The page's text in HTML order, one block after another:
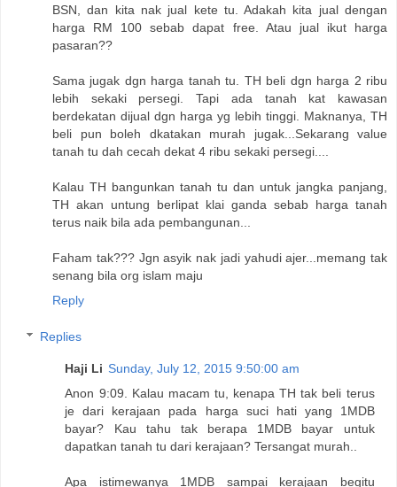
BSN, dan kita nak jual kete tu. Adakah kita jual dengan
harga RM 100 sebab dapat free. Atau jual ikut harga
pasaran??
Sama jugak dgn harga tanah tu. TH beli dgn harga 2 ribu
lebih sekaki persegi. Tapi ada tanah kat kawasan
berdekatan dijual dgn harga yg lebih tinggi. Maknanya, TH
beli pun boleh dkatakan murah jugak...Sekarang value
tanah tu dah cecah dekat 4 ribu sekaki persegi....
Kalau TH bangunkan tanah tu dan untuk jangka panjang,
TH akan untung berlipat klai ganda sebab harga tanah
terus naik bila ada pembangunan...
Faham tak??? Jgn asyik nak jadi yahudi ajer...memang tak
senang bila org islam maju
Reply
Replies
Haji Li Sunday, July 12, 2015 9:50:00 am
Anon 9:09. Kalau macam tu, kenapa TH tak beli terus
je dari kerajaan pada harga suci hati yang 1MDB
bayar? Kau tahu tak berapa 1MDB bayar untuk
dapatkan tanah tu dari kerajaan? Tersangat murah..
Apa istimewanya 1MDB sampai kerajaan begitu